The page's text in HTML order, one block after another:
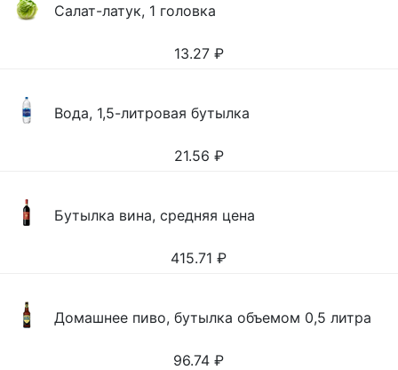
Салат-латук, 1 головка
13.27 ₽
Вода, 1,5-литровая бутылка
21.56 ₽
Бутылка вина, средняя цена
415.71 ₽
Домашнее пиво, бутылка объемом 0,5 литра
96.74 ₽